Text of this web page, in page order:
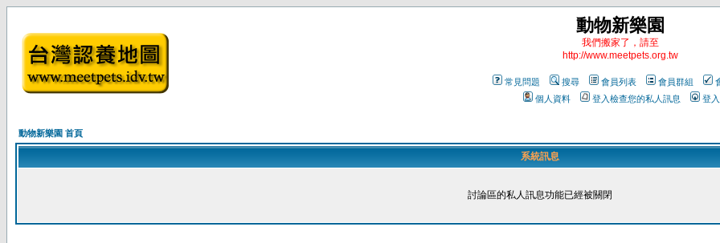
動物新樂園
我們搬家了，請至
http://www.meetpets.org.tw
常見問題 搜尋 會員列表 會員群組
個人資料
登入檢查您的私人訊息 登入
動物新樂園 首頁
系統訊息
討論區的私人訊息功能已經被關閉